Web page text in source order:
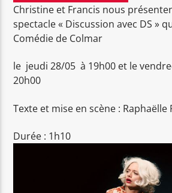
RDL Colmar
Christine et Francis nous
spectacle « Discussion avec DS »
Comédie de Colmar
le jeudi 28/05 à 19h00 et le
20h00
Texte et mise en scène : Raphaëlle
Durée : 1h10